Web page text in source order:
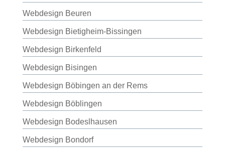
Webdesign Beuren
Webdesign Bietigheim-Bissingen
Webdesign Birkenfeld
Webdesign Bisingen
Webdesign Böbingen an der Rems
Webdesign Böblingen
Webdesign Bodeslhausen
Webdesign Bondorf